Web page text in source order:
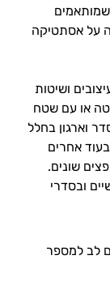
שמותאמים
על אסתטיקה
ושיטות
או עם שטח
וארגון בחלל
אחרים
שונים.
ובסדרי
לב למספר